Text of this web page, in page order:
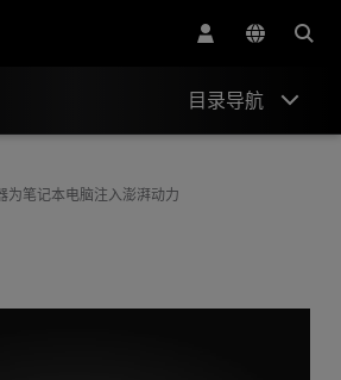
目录导航
为笔记本电脑注入澎湃动力